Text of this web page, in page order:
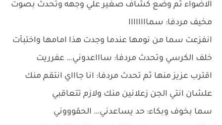
الاضواء ثم وضع كشاف صغير علي وجهه وتحدث بصوت
مخيف مردفا: سماااااااا
انفزعت سما من نومها عندما وجدت هذا امامها واختبأت
خلف الكرسي وتحدث مردفا: ساااعدوني… عفرريت
اقترب عزيز منها ثم تحدث مردفا: انا جاااي انتقم منك
علشان انتي الجن زعلانين منك ولازم تتعاقبي
سما بخوف وبكاء: حد يساعدني… الحقوووني